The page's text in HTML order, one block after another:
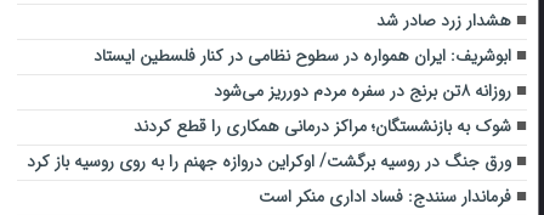
هشدار زرد صادر شد
ابوشریف: ایران همواره در سطوح نظامی در کنار فلسطین ایستاد
روزانه ۸تن برنج در سفره مردم دورریز می‌شود
شوک به بازنشستگان؛ مراکز درمانی همکاری را قطع کردند
ورق جنگ در روسیه برگشت/ اوکراین دروازه جهنم را به روی روسیه باز کرد
فرماندار سنندج: فساد اداری منکر است